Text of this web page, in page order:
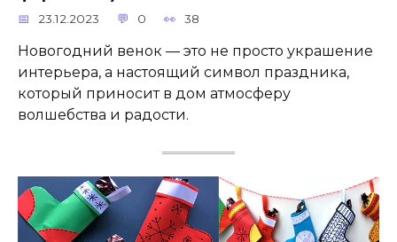
23.12.2023 0 38
Новогодний венок — это не просто украшение
интерьера, а настоящий символ праздника,
который приносит в дом атмосферу
волшебства и радости.